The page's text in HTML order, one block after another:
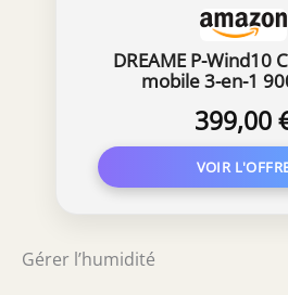
DREAME P-Wind10
mobile 3-en-1
399,00
Gérer l’humidité